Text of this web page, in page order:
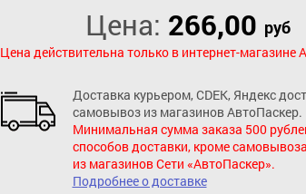
Цена: 266,00 руб
Цена действительна только в интернет-магазине
Доставка курьером, CDEK, Яндекс
самовывоз из магазинов АвтоПаскер.
Минимальная сумма заказа 500
способов доставки, кроме самовывоза
из магазинов Сети «АвтоПаскер».
Подробнее о доставке